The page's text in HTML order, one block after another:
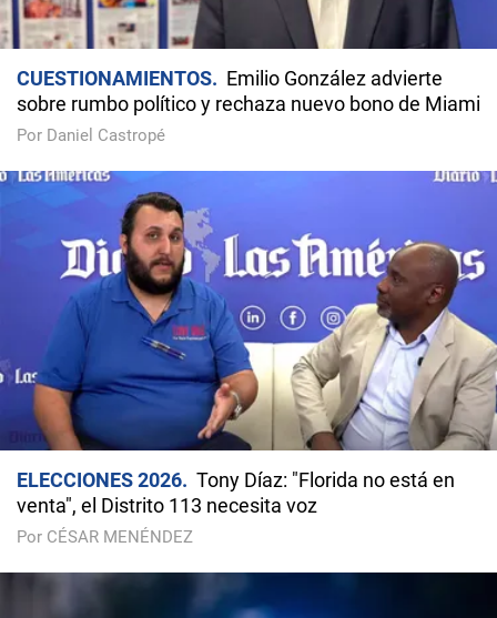
CUESTIONAMIENTOS
Emilio González advierte
sobre rumbo político y rechaza nuevo bono de Miami
Por Daniel Castropé
ELECCIONES 2026
Tony Díaz: "Florida no está en
venta", el Distrito 113 necesita voz
Por CÉSAR MENÉNDEZ